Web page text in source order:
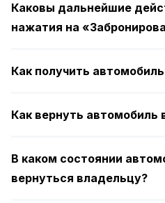
Каковы дальнейшие
нажатия на
Как получить
Как вернуть автомобиль
В каком состоянии
вернуться владельцу?